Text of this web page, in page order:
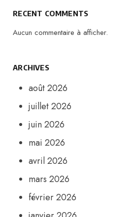
RECENT COMMENTS
Aucun commentaire à afficher.
ARCHIVES
août 2026
juillet 2026
juin 2026
mai 2026
avril 2026
mars 2026
février 2026